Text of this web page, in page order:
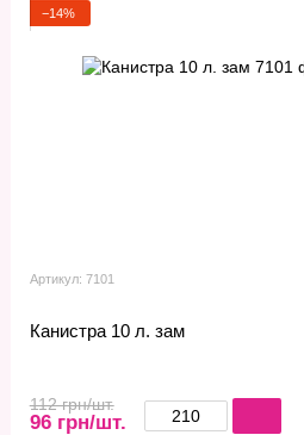
−14%
Артикул: 7101
Канистра 10 л. зам
112 грн/шт.
96 грн/шт.